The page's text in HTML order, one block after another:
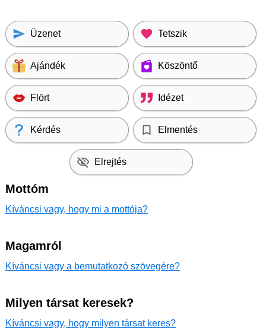
Üzenet Tetszik
Ajándék Köszöntő
Flört Idézet
Kérdés Elmentés
Elrejtés
Mottóm
Kíváncsi vagy, hogy mi a mottója?
Magamról
Kíváncsi vagy a bemutatkozó szövegére?
Milyen társat keresek?
Kíváncsi vagy, hogy milyen társat keres?